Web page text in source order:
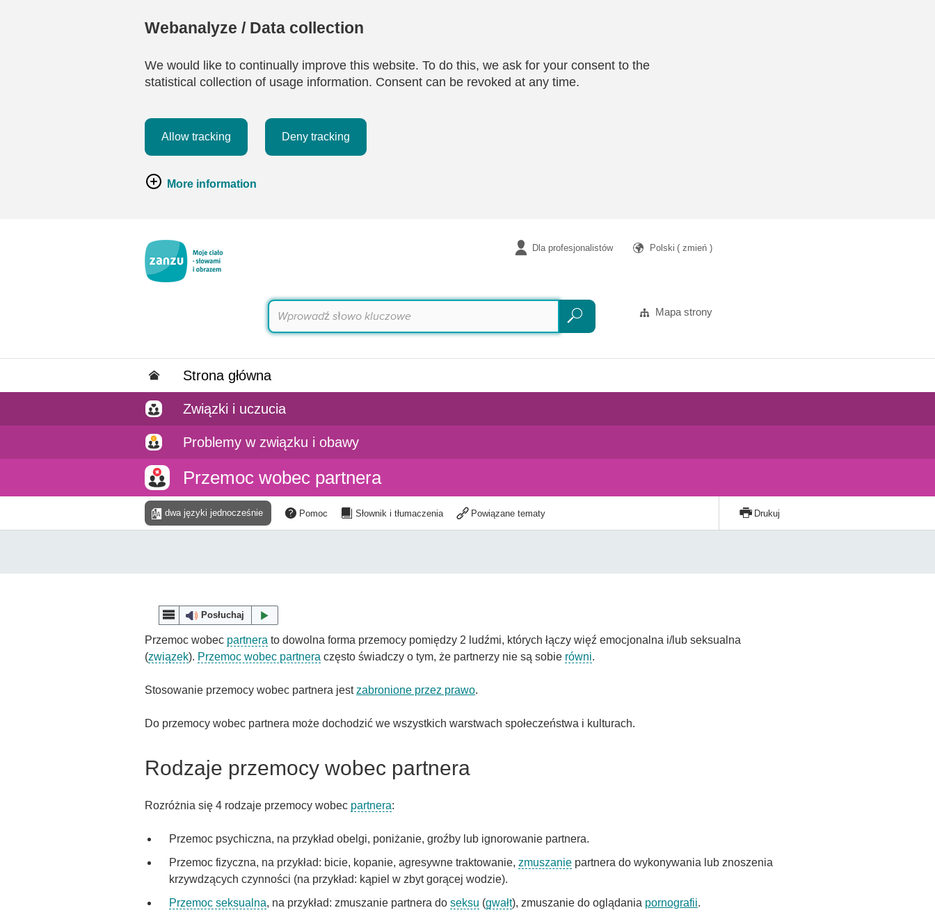
Webanalyze / Data collection
We would like to continually improve this website. To do this, we ask for your consent to the
statistical collection of usage information. Consent can be revoked at any time.
Allow tracking Deny tracking
More information
Dla profesjonalistów Polski ( zmień )
Szukaj
Szukaj
Mapa strony
Strona główna
Związki i uczucia
Problemy w związku i obawy
Przemoc wobec partnera
dwa języki jednocześnie Pomoc Słownik i tłumaczenia Powiązane tematy Drukuj
Posłuchaj
Przemoc wobec partnera to dowolna forma przemocy pomiędzy 2 ludźmi, których łączy więź emocjonalna i/lub seksualna
(związek). Przemoc wobec partnera często świadczy o tym, że partnerzy nie są sobie równi.
Stosowanie przemocy wobec partnera jestzabronione przez prawo.
Do przemocy wobec partnera może dochodzić we wszystkich warstwach społeczeństwa i kulturach.
Rodzaje przemocy wobec partnera
Rozróżnia się 4 rodzaje przemocy wobec partnera:
Przemoc psychiczna, na przykład obelgi, poniżanie, groźby lub ignorowanie partnera.
Przemoc fizyczna, na przykład: bicie, kopanie, agresywne traktowanie, zmuszanie partnera do wykonywania lub znoszenia
krzywdzących czynności (na przykład: kąpiel w zbyt gorącej wodzie).
Przemoc seksualna, na przykład: zmuszanie partnera do seksu (gwałt), zmuszanie do oglądania pornografii.